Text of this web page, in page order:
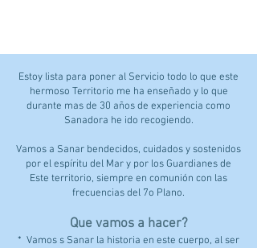
Estoy lista para poner al Servicio todo lo que este
hermoso Territorio me ha enseñado y lo que
durante mas de 30 años de experiencia como
Sanadora he ido recogiendo.
Vamos a Sanar bendecidos, cuidados y sostenidos
por el espíritu del Mar y por los Guardianes de
Este territorio, siempre en comunión con las
frecuencias del 7o Plano.
Que vamos a hacer?
* Vamos s Sanar la historia en este cuerpo, al ser